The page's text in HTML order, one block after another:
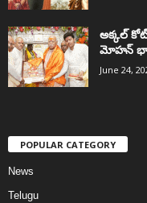
అక్కల్‌
మోహన్
June 24,
POPULAR CATEGORY
News
Telugu